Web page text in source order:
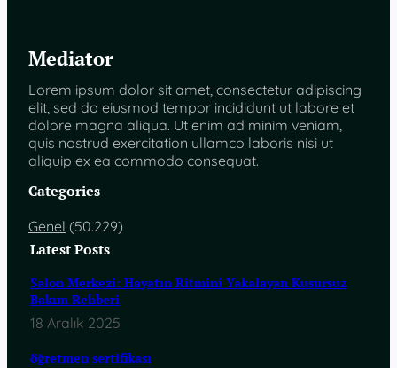
Mediator
Lorem ipsum dolor sit amet, consectetur adipiscing
elit, sed do eiusmod tempor incididunt ut labore et
dolore magna aliqua. Ut enim ad minim veniam,
quis nostrud exercitation ullamco laboris nisi ut
aliquip ex ea commodo consequat.
Categories
Genel (50.229)
Latest Posts
Salon Merkezi: Hayatın Ritmini Yakalayan Kusursuz
Bakım Rehberi
18 Aralık 2025
öğretmen sertifikası